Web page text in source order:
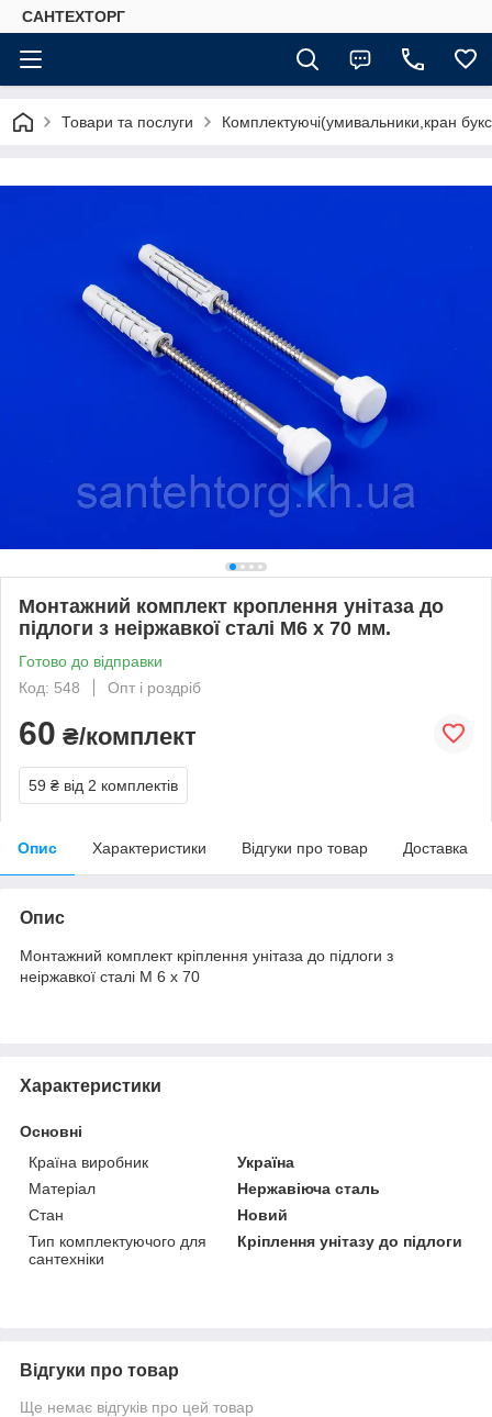
САНТЕХТОРГ
Товари та послуги Комплектуючі(умивальники,кран
Монтажний комплект кроплення унітаза до
підлоги з неіржавкої сталі М6 х 70 мм.
Готово до відправки
Код: 548
Опт і роздріб
60 ₴/комплект
59 ₴ від 2 комплектів
Опис Характеристики Відгуки про товар Доставка
Опис
Монтажний комплект кріплення унітаза до підлоги з
неіржавкої сталі М 6 х 70
Характеристики
Основні
Країна виробник
Україна
Матеріал
Нержавіюча сталь
Стан
Новий
Тип комплектуючого для
сантехніки
Кріплення унітазу до підлоги
Відгуки про товар
Ще немає відгуків про цей товар